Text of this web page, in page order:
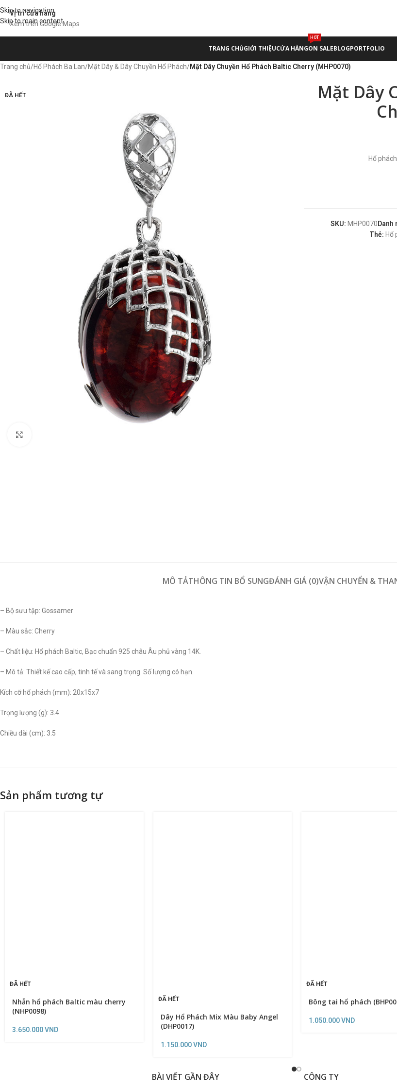
Skip to navigation
Skip to main content
Vị trí cửa hàng
Xem trên Google Maps
TRANG CHỦGIỚI THIỆUCỬA HÀNGON SALE
HOT
BLOGPORTFOLIO
Trang chủ/Hổ Phách Ba Lan/Mặt Dây & Dây Chuyền Hổ Phách/Mặt Dây Chuyền Hổ Phách Baltic Cherry (MHP0070)
ĐÃ HẾT
Mặt Dây
Hổ
SKU: MHP0070Danh
Thẻ: Hổ
MÔ TẢTHÔNG TIN BỔ SUNGĐÁNH GIÁ (0)VẬN CHUYỂN &
– Bộ sưu tập: Gossamer
– Màu sắc: Cherry
– Chất liệu: Hổ phách Baltic, Bạc chuẩn 925 châu Âu phủ vàng 14K.
– Mô tả: Thiết kế cao cấp, tinh tế và sang trọng. Số lượng có hạn.
Kích cỡ hổ phách (mm): 20x15x7
Trọng lượng (g): 3.4
Chiều dài (cm): 3.5
Sản phẩm tương tự
ĐÃ HẾT
Nhẫn hổ phách Baltic màu cherry
(NHP0098)
3.650.000VND
ĐÃ HẾT
Dây Hổ Phách Mix Màu Baby Angel
(DHP0017)
1.150.000VND
ĐÃ HẾT
Bông tai hổ phách
1.050.000VND
BÀI VIẾT GẦN ĐÂY CÔNG TY